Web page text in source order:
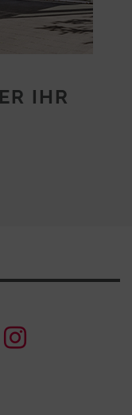
IHR
Facebook